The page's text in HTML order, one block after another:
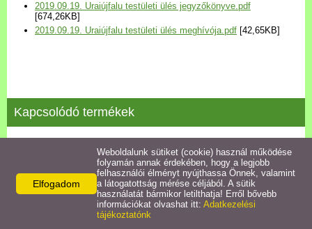
Bezerédj Amália Óvoda
Egyéb szolgáltatások
Egészségügyi ellátás
Uraiújfalu Sportegyesület
2019.09.19. Uraiújfalu testületi ülés jegyzőkönyve.pdf
[674,26KB]
2019.09.19. Uraiújfalu testületi ülés meghívója.pdf [42,65KB]
Kapcsolódó termékek
2019.06.17. testületi ülés jegyzőkönyve
Részletek
Elfogadom
Weboldalunk sütiket (cookie) használ működése
folyamán annak érdekében, hogy a legjobb
felhasználói élményt nyújthassa Önnek, valamint
a látogatottság mérése céljából. A sütik
használatát bármikor letilthatja! Erről bővebb
információkat olvashat itt: Adatkezelési
tájékoztatónk